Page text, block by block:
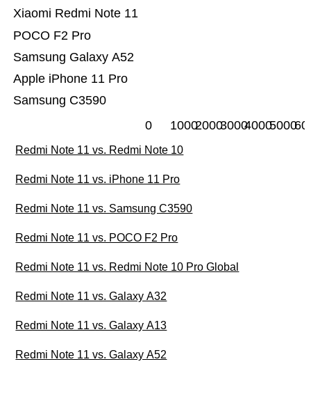
Samsung C3590
Apple iPhone 11 Pro
Samsung Galaxy A52
POCO F2 Pro
Xiaomi Redmi Note 11
0 10002000300040005000
Redmi Note 11 vs. Redmi Note 10
Redmi Note 11 vs. iPhone 11 Pro
Redmi Note 11 vs. Samsung C3590
Redmi Note 11 vs. POCO F2 Pro
Redmi Note 11 vs. Redmi Note 10 Pro Global
Redmi Note 11 vs. Galaxy A32
Redmi Note 11 vs. Galaxy A13
Redmi Note 11 vs. Galaxy A52